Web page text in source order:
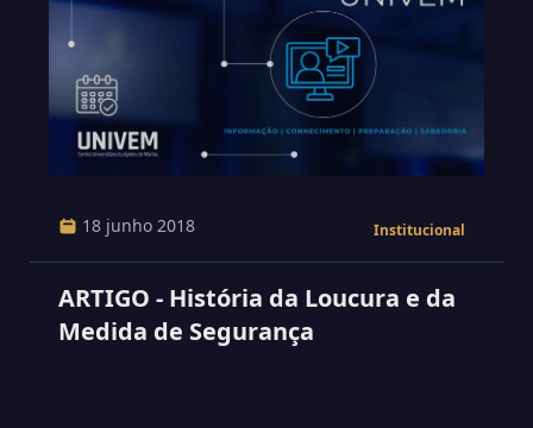
18 junho 2018 Institucional
ARTIGO - História da Loucura e da
Medida de Segurança